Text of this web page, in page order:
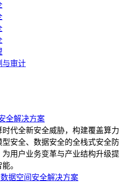
与审计
全解决方案
时代全新安全威胁，构建覆盖算力
型安全、数据安全的全栈式安全防
为用户业务变革与产业结构升级提
。
据空间安全解决方案